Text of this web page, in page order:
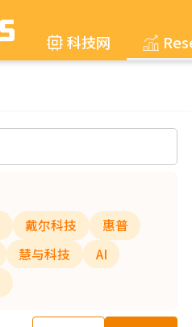
科技网
戴尔科技
惠普
慧与科技
AI